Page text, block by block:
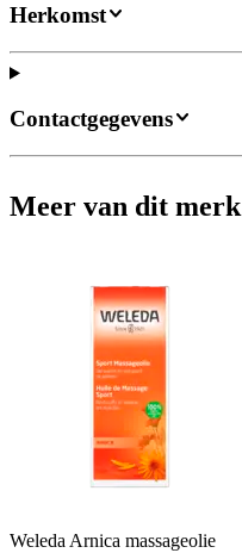
Herkomst
Contactgegevens
Meer van dit merk
Weleda Arnica massageolie